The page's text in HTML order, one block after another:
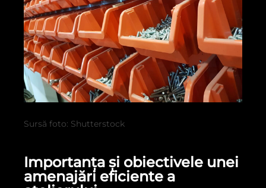
Sursă foto: Shutterstock
Importanța și obiectivele unei
amenajări eficiente a